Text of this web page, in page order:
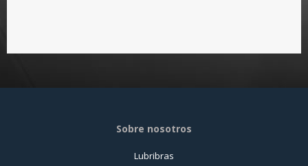
Sobre nosotros
Lubribras